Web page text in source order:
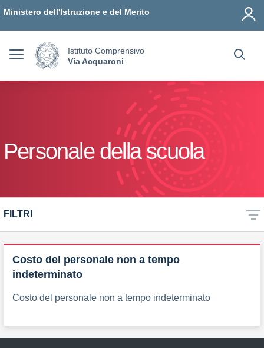
Ministero dell'Istruzione e del Merito
Istituto Comprensivo
Via Acquaroni
Personale della scuola
FILTRI
Costo del personale non a tempo
indeterminato
Costo del personale non a tempo indeterminato